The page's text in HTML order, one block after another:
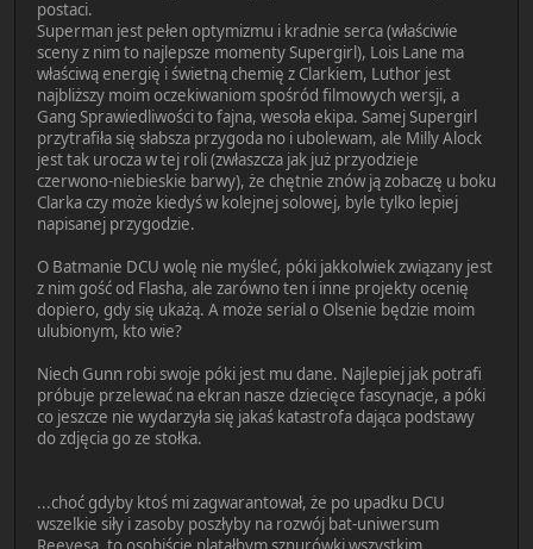
postaci.
Superman jest pełen optymizmu i kradnie serca (właściwie
sceny z nim to najlepsze momenty Supergirl), Lois Lane ma
właściwą energię i świetną chemię z Clarkiem, Luthor jest
najbliższy moim oczekiwaniom spośród filmowych wersji, a
Gang Sprawiedliwości to fajna, wesoła ekipa. Samej Supergirl
przytrafiła się słabsza przygoda no i ubolewam, ale Milly Alock
jest tak urocza w tej roli (zwłaszcza jak już przyodzieje
czerwono-niebieskie barwy), że chętnie znów ją zobaczę u boku
Clarka czy może kiedyś w kolejnej solowej, byle tylko lepiej
napisanej przygodzie.
O Batmanie DCU wolę nie myśleć, póki jakkolwiek związany jest
z nim gość od Flasha, ale zarówno ten i inne projekty ocenię
dopiero, gdy się ukażą. A może serial o Olsenie będzie moim
ulubionym, kto wie?
Niech Gunn robi swoje póki jest mu dane. Najlepiej jak potrafi
próbuje przelewać na ekran nasze dziecięce fascynacje, a póki
co jeszcze nie wydarzyła się jakaś katastrofa dająca podstawy
do zdjęcia go ze stołka.
...choć gdyby ktoś mi zagwarantował, że po upadku DCU
wszelkie siły i zasoby poszłyby na rozwój bat-uniwersum